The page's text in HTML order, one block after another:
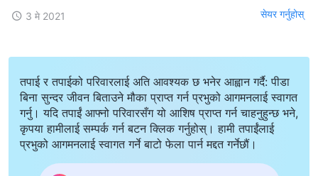
3 मे 2021 सेयर गर्नुहोस्
तपाई र तपाईको परिवारलाई अति आवश्यक छ भनेर आह्वान गर्दै: पीडा
बिना सुन्दर जीवन बिताउने मौका प्राप्त गर्न प्रभुको आगमनलाई स्वागत
गर्नु। यदि तपाईं आफ्नो परिवारसँग यो आशिष प्राप्त गर्न चाहनुहुन्छ भने,
कृपया हामीलाई सम्पर्क गर्न बटन क्लिक गर्नुहोस्। हामी तपाईंलाई
प्रभुको आगमनलाई स्वागत गर्ने बाटो फेला पार्न मद्दत गर्नेछौं।